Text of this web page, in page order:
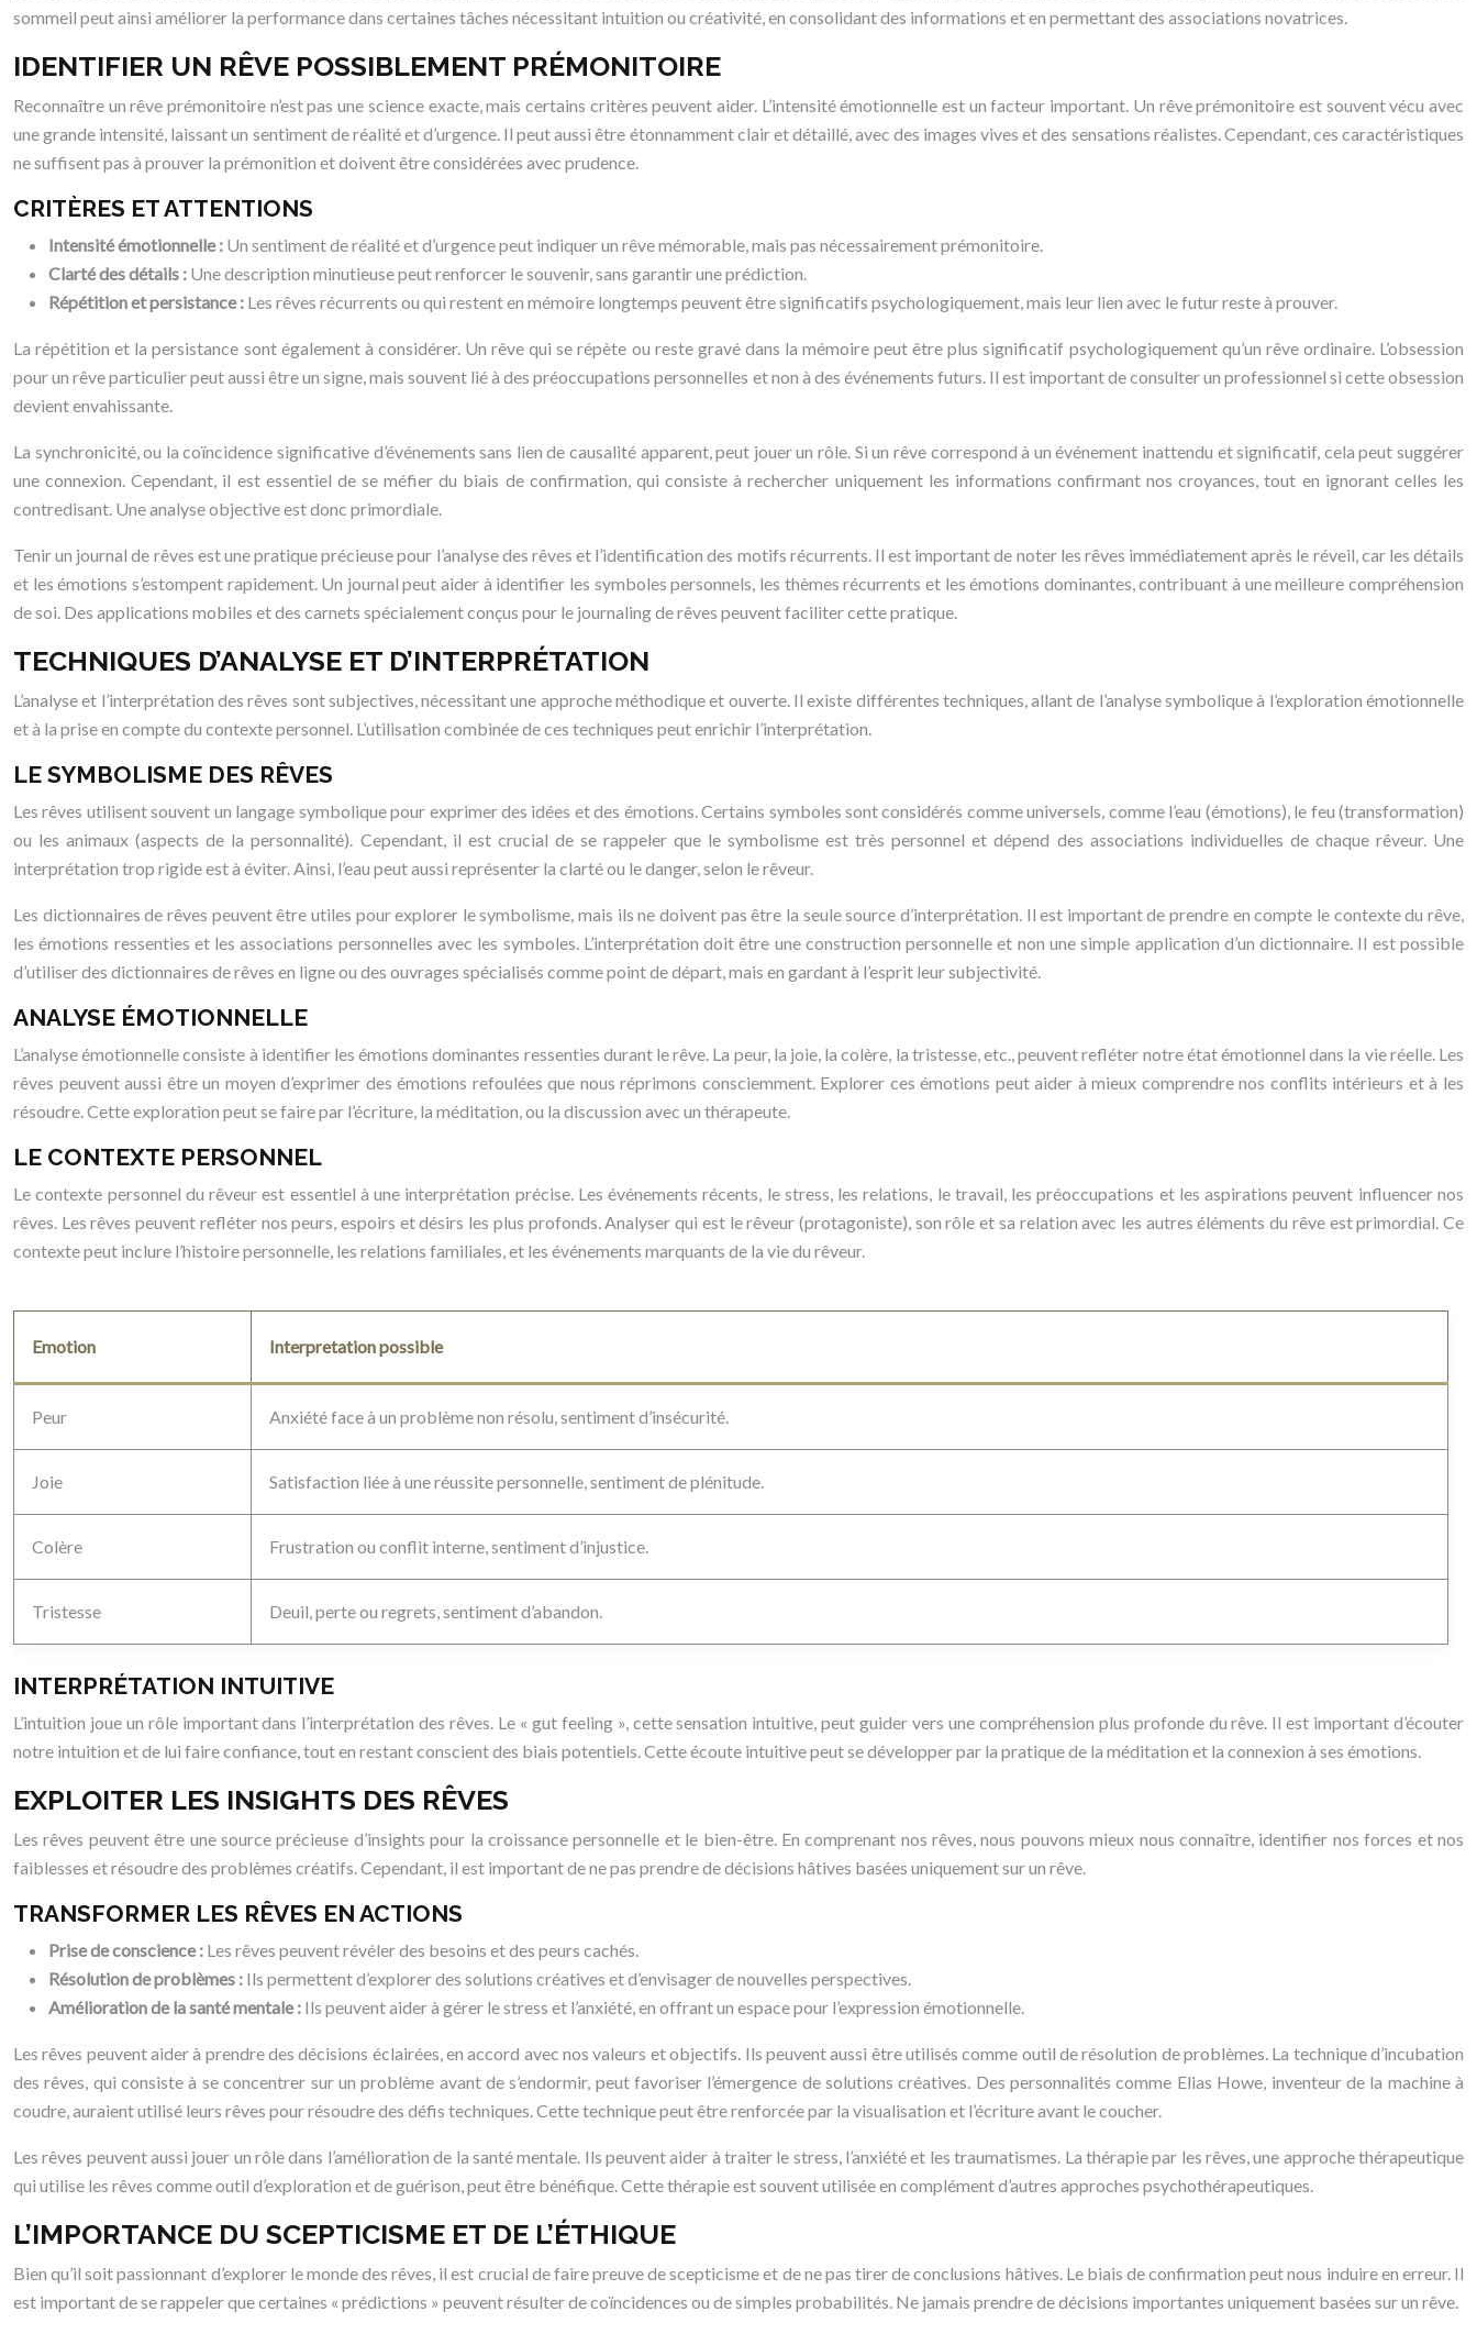
sommeil peut ainsi améliorer la performance dans certaines tâches nécessitant intuition ou créativité, en consolidant des informations et en permettant des associations novatrices.
IDENTIFIER UN RÊVE POSSIBLEMENT PRÉMONITOIRE
Reconnaître un rêve prémonitoire n’est pas une science exacte, mais certains critères peuvent aider. L’intensité émotionnelle est un facteur important. Un rêve prémonitoire est souvent vécu avec
une grande intensité, laissant un sentiment de réalité et d’urgence. Il peut aussi être étonnamment clair et détaillé, avec des images vives et des sensations réalistes. Cependant, ces caractéristiques
ne suffisent pas à prouver la prémonition et doivent être considérées avec prudence.
CRITÈRES ET ATTENTIONS
Intensité émotionnelle : Un sentiment de réalité et d’urgence peut indiquer un rêve mémorable, mais pas nécessairement prémonitoire.
Clarté des détails : Une description minutieuse peut renforcer le souvenir, sans garantir une prédiction.
Répétition et persistance : Les rêves récurrents ou qui restent en mémoire longtemps peuvent être significatifs psychologiquement, mais leur lien avec le futur reste à prouver.
La répétition et la persistance sont également à considérer. Un rêve qui se répète ou reste gravé dans la mémoire peut être plus significatif psychologiquement qu’un rêve ordinaire. L’obsession
pour un rêve particulier peut aussi être un signe, mais souvent lié à des préoccupations personnelles et non à des événements futurs. Il est important de consulter un professionnel si cette obsession
devient envahissante.
La synchronicité, ou la coïncidence significative d’événements sans lien de causalité apparent, peut jouer un rôle. Si un rêve correspond à un événement inattendu et significatif, cela peut suggérer
une connexion. Cependant, il est essentiel de se méfier du biais de confirmation, qui consiste à rechercher uniquement les informations confirmant nos croyances, tout en ignorant celles les
contredisant. Une analyse objective est donc primordiale.
Tenir un journal de rêves est une pratique précieuse pour l’analyse des rêves et l’identification des motifs récurrents. Il est important de noter les rêves immédiatement après le réveil, car les détails
et les émotions s’estompent rapidement. Un journal peut aider à identifier les symboles personnels, les thèmes récurrents et les émotions dominantes, contribuant à une meilleure compréhension
de soi. Des applications mobiles et des carnets spécialement conçus pour le journaling de rêves peuvent faciliter cette pratique.
TECHNIQUES D’ANALYSE ET D’INTERPRÉTATION
L’analyse et l’interprétation des rêves sont subjectives, nécessitant une approche méthodique et ouverte. Il existe différentes techniques, allant de l’analyse symbolique à l’exploration émotionnelle
et à la prise en compte du contexte personnel. L’utilisation combinée de ces techniques peut enrichir l’interprétation.
LE SYMBOLISME DES RÊVES
Les rêves utilisent souvent un langage symbolique pour exprimer des idées et des émotions. Certains symboles sont considérés comme universels, comme l’eau (émotions), le feu (transformation)
ou les animaux (aspects de la personnalité). Cependant, il est crucial de se rappeler que le symbolisme est très personnel et dépend des associations individuelles de chaque rêveur. Une
interprétation trop rigide est à éviter. Ainsi, l’eau peut aussi représenter la clarté ou le danger, selon le rêveur.
Les dictionnaires de rêves peuvent être utiles pour explorer le symbolisme, mais ils ne doivent pas être la seule source d’interprétation. Il est important de prendre en compte le contexte du rêve,
les émotions ressenties et les associations personnelles avec les symboles. L’interprétation doit être une construction personnelle et non une simple application d’un dictionnaire. Il est possible
d’utiliser des dictionnaires de rêves en ligne ou des ouvrages spécialisés comme point de départ, mais en gardant à l’esprit leur subjectivité.
ANALYSE ÉMOTIONNELLE
L’analyse émotionnelle consiste à identifier les émotions dominantes ressenties durant le rêve. La peur, la joie, la colère, la tristesse, etc., peuvent refléter notre état émotionnel dans la vie réelle. Les
rêves peuvent aussi être un moyen d’exprimer des émotions refoulées que nous réprimons consciemment. Explorer ces émotions peut aider à mieux comprendre nos conflits intérieurs et à les
résoudre. Cette exploration peut se faire par l’écriture, la méditation, ou la discussion avec un thérapeute.
LE CONTEXTE PERSONNEL
Le contexte personnel du rêveur est essentiel à une interprétation précise. Les événements récents, le stress, les relations, le travail, les préoccupations et les aspirations peuvent influencer nos
rêves. Les rêves peuvent refléter nos peurs, espoirs et désirs les plus profonds. Analyser qui est le rêveur (protagoniste), son rôle et sa relation avec les autres éléments du rêve est primordial. Ce
contexte peut inclure l’histoire personnelle, les relations familiales, et les événements marquants de la vie du rêveur.
Emotion Interpretation possible
Peur Anxiété face à un problème non résolu, sentiment d’insécurité.
Joie Satisfaction liée à une réussite personnelle, sentiment de plénitude.
Colère Frustration ou conflit interne, sentiment d’injustice.
Tristesse Deuil, perte ou regrets, sentiment d’abandon.
INTERPRÉTATION INTUITIVE
L’intuition joue un rôle important dans l’interprétation des rêves. Le « gut feeling », cette sensation intuitive, peut guider vers une compréhension plus profonde du rêve. Il est important d’écouter
notre intuition et de lui faire confiance, tout en restant conscient des biais potentiels. Cette écoute intuitive peut se développer par la pratique de la méditation et la connexion à ses émotions.
EXPLOITER LES INSIGHTS DES RÊVES
Les rêves peuvent être une source précieuse d’insights pour la croissance personnelle et le bien-être. En comprenant nos rêves, nous pouvons mieux nous connaître, identifier nos forces et nos
faiblesses et résoudre des problèmes créatifs. Cependant, il est important de ne pas prendre de décisions hâtives basées uniquement sur un rêve.
TRANSFORMER LES RÊVES EN ACTIONS
Prise de conscience : Les rêves peuvent révéler des besoins et des peurs cachés.
Résolution de problèmes : Ils permettent d’explorer des solutions créatives et d’envisager de nouvelles perspectives.
Amélioration de la santé mentale : Ils peuvent aider à gérer le stress et l’anxiété, en offrant un espace pour l’expression émotionnelle.
Les rêves peuvent aider à prendre des décisions éclairées, en accord avec nos valeurs et objectifs. Ils peuvent aussi être utilisés comme outil de résolution de problèmes. La technique d’incubation
des rêves, qui consiste à se concentrer sur un problème avant de s’endormir, peut favoriser l’émergence de solutions créatives. Des personnalités comme Elias Howe, inventeur de la machine à
coudre, auraient utilisé leurs rêves pour résoudre des défis techniques. Cette technique peut être renforcée par la visualisation et l’écriture avant le coucher.
Les rêves peuvent aussi jouer un rôle dans l’amélioration de la santé mentale. Ils peuvent aider à traiter le stress, l’anxiété et les traumatismes. La thérapie par les rêves, une approche thérapeutique
qui utilise les rêves comme outil d’exploration et de guérison, peut être bénéfique. Cette thérapie est souvent utilisée en complément d’autres approches psychothérapeutiques.
L’IMPORTANCE DU SCEPTICISME ET DE L’ÉTHIQUE
Bien qu’il soit passionnant d’explorer le monde des rêves, il est crucial de faire preuve de scepticisme et de ne pas tirer de conclusions hâtives. Le biais de confirmation peut nous induire en erreur. Il
est important de se rappeler que certaines « prédictions » peuvent résulter de coïncidences ou de simples probabilités. Ne jamais prendre de décisions importantes uniquement basées sur un rêve.